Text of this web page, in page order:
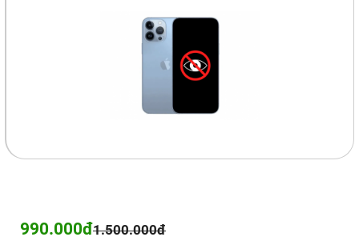
990.000đ1.500.000đ